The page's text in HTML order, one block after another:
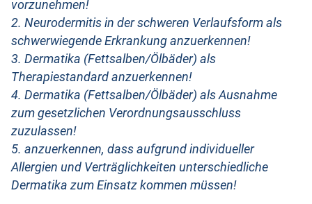
vorzunehmen!
2. Neurodermitis in der schweren Verlaufsform als
schwerwiegende Erkrankung anzuerkennen!
3. Dermatika (Fettsalben/Ölbäder) als
Therapiestandard anzuerkennen!
4. Dermatika (Fettsalben/Ölbäder) als Ausnahme
zum gesetzlichen Verordnungsausschluss
zuzulassen!
5. anzuerkennen, dass aufgrund individueller
Allergien und Verträglichkeiten unterschiedliche
Dermatika zum Einsatz kommen müssen!